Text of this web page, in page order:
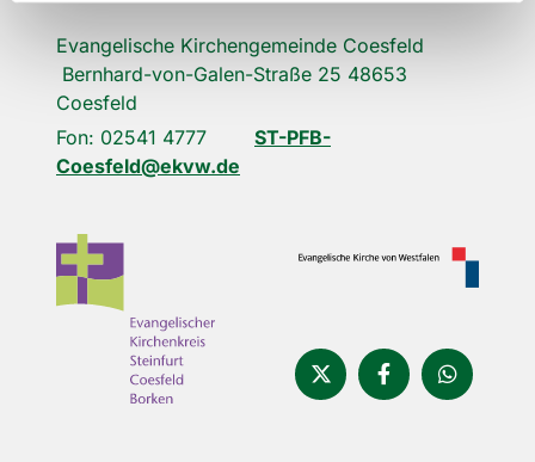
Evangelische Kirchengemeinde Coesfeld
Bernhard-von-Galen-Straße 25 48653
Coesfeld
Fon: 02541 4777 ST-PFB-
Coesfeld@ekvw.de